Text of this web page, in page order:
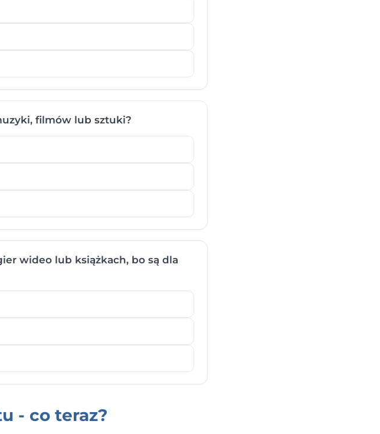
filmów lub sztuki?
wideo lub książkach, bo są dla
- co teraz?